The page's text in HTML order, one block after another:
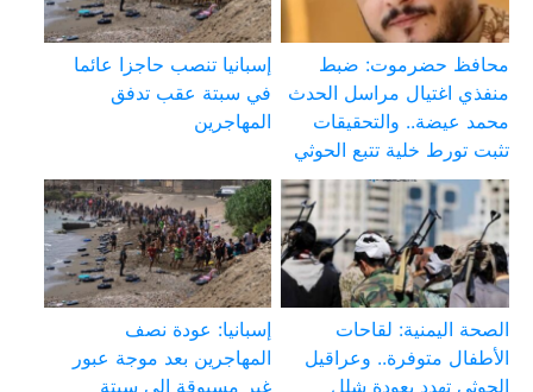
محافظ حضرموت: ضبط
منفذي اغتيال مراسل الحدث
محمد عيضة.. والتحقيقات
تثبت تورط خلية تتبع الحوثي
إسبانيا تنصب حاجزا عائما
في سبتة عقب تدفق
المهاجرين
الصحة اليمنية: لقاحات
الأطفال متوفرة.. وعراقيل
الحوثي تهدد بعودة شلل
إسبانيا: عودة نصف
المهاجرين بعد موجة عبور
غير مسبوقة إلى سبتة